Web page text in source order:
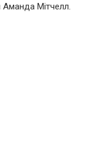
Мітчелл.